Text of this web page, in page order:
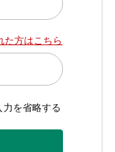
た方はこちら
を省略する